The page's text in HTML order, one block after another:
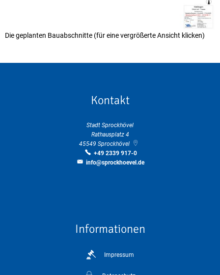
Die geplanten Bauabschnitte (für eine vergrößerte Ansicht klicken)
Kontakt
Stadt Sprockhövel
Rathausplatz 4
45549 Sprockhövel
+49 2339 917-0
info@sprockhoevel.de
Informationen
Impressum